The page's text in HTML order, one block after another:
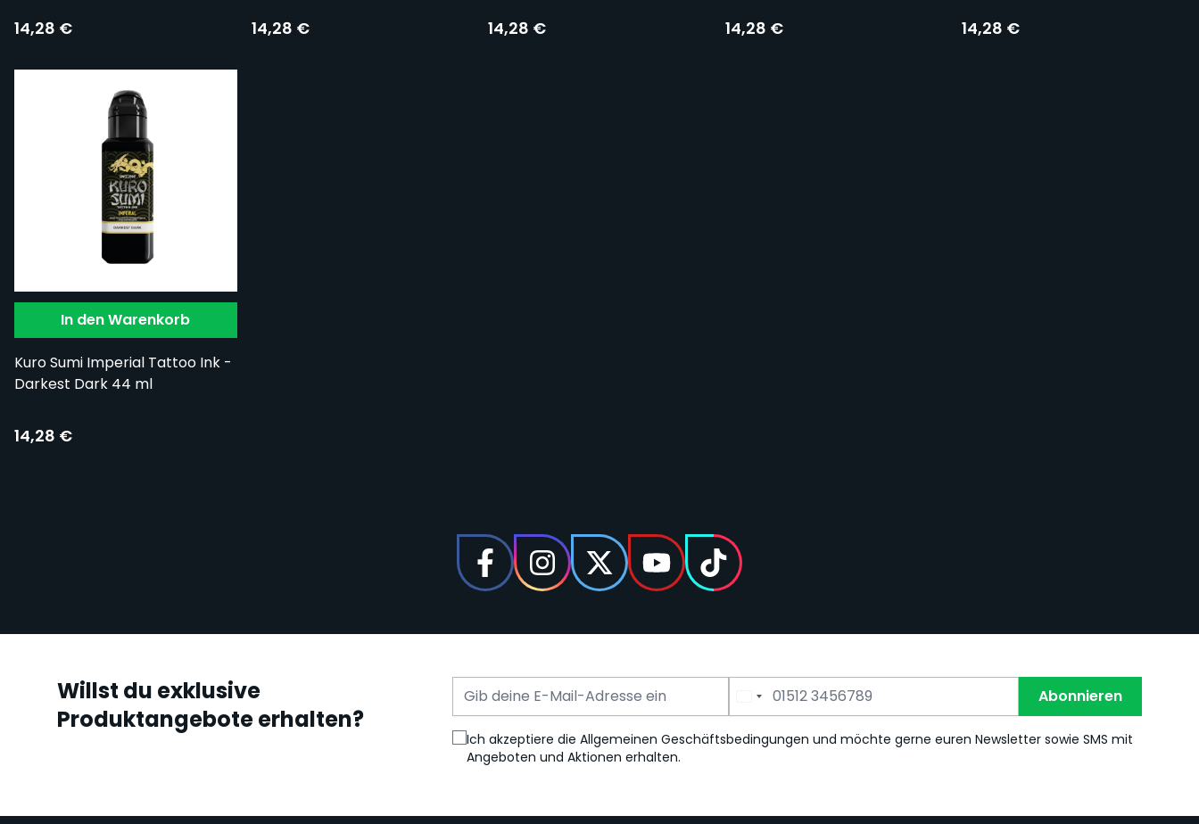
14,28 € 14,28 € 14,28 € 14,28 € 14,28 €
In den Warenkorb
Kuro Sumi Imperial Tattoo Ink -
Darkest Dark 44 ml
14,28 €
Willst du exklusive
Produktangebote erhalten?
E-Mail Adresse
Telefonnummer Abonnieren
Ich akzeptiere die Allgemeinen Geschäftsbedingungen und möchte gerne euren Newsletter sowie SMS mit
Angeboten und Aktionen erhalten.